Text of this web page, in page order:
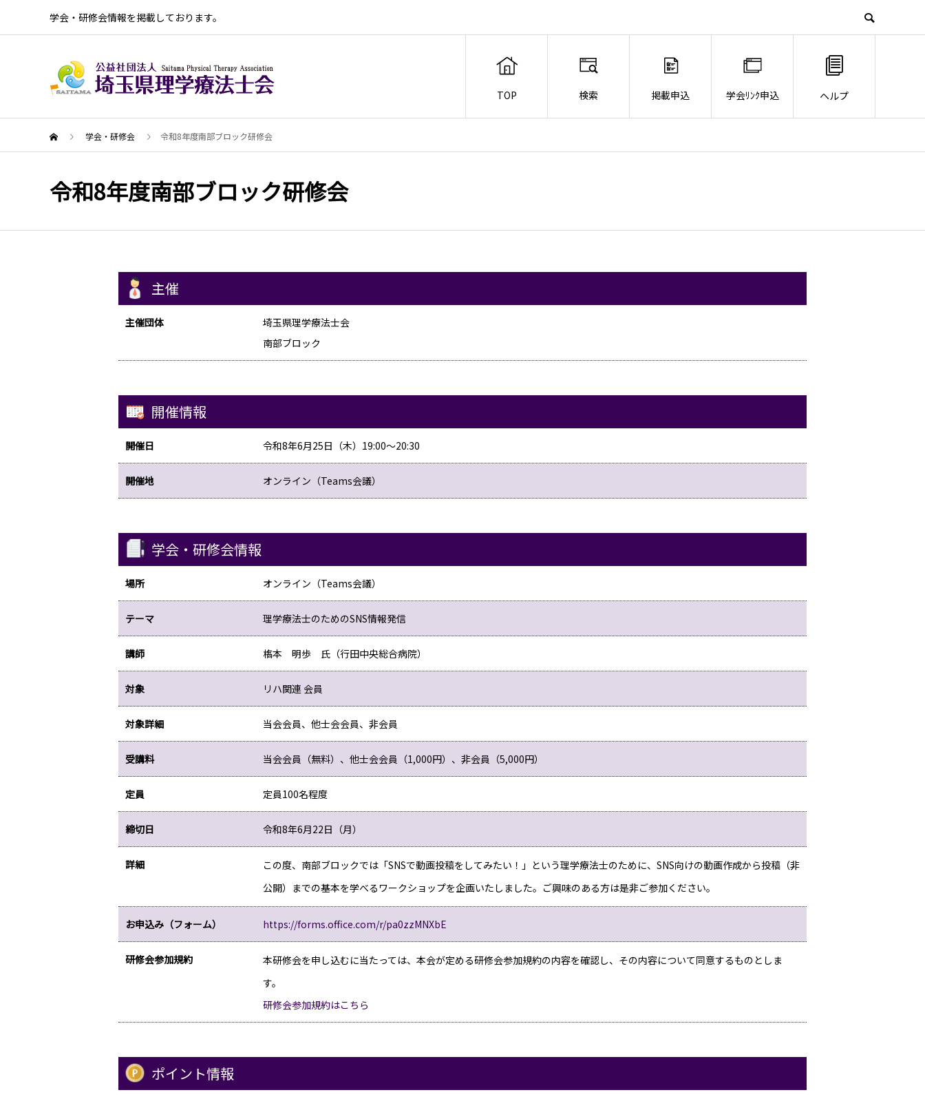
学会・研修会情報を掲載しております。
TOP 検索 掲載申込 学会ﾘﾝｸ申込 ヘルプ
学会・研修会 令和8年度南部ブロック研修会
令和8年度南部ブロック研修会
主催
主催団体
埼玉県理学療法士会
南部ブロック
開催情報
開催日 令和8年6月25日（木）19:00～20:30
開催地 オンライン（Teams会議）
学会・研修会情報
場所 オンライン（Teams会議）
テーマ 理学療法士のためのSNS情報発信
講師 𣘺本 明歩 氏（行田中央総合病院）
対象 リハ関連 会員
対象詳細 当会会員、他士会会員、非会員
受講料 当会会員（無料）、他士会会員（1,000円）、非会員（5,000円）
定員 定員100名程度
締切日 令和8年6月22日（月）
詳細
この度、南部ブロックでは「SNSで動画投稿をしてみたい！」という理学療法士のために、SNS向けの動画作成から投稿（非
公開）までの基本を学べるワークショップを企画いたしました。ご興味のある方は是非ご参加ください。
お申込み（フォーム） https://forms.office.com/r/pa0zzMNXbE
研修会参加規約
本研修会を申し込むに当たっては、本会が定める研修会参加規約の内容を確認し、その内容について同意するものとしま
す。
研修会参加規約はこちら
ポイント情報